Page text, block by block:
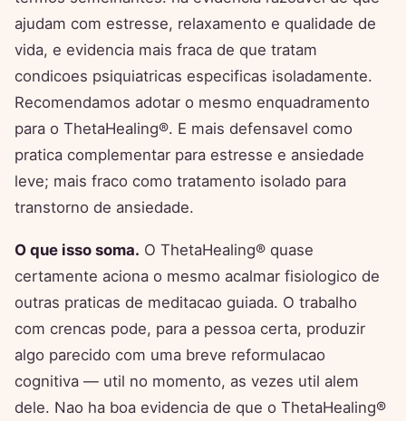
ajudam com estresse, relaxamento e qualidade de
vida, e evidencia mais fraca de que tratam
condicoes psiquiatricas especificas isoladamente.
Recomendamos adotar o mesmo enquadramento
para o ThetaHealing®. E mais defensavel como
pratica complementar para estresse e ansiedade
leve; mais fraco como tratamento isolado para
transtorno de ansiedade.
O que isso soma. O ThetaHealing® quase
certamente aciona o mesmo acalmar fisiologico de
outras praticas de meditacao guiada. O trabalho
com crencas pode, para a pessoa certa, produzir
algo parecido com uma breve reformulacao
cognitiva — util no momento, as vezes util alem
dele. Nao ha boa evidencia de que o ThetaHealing®